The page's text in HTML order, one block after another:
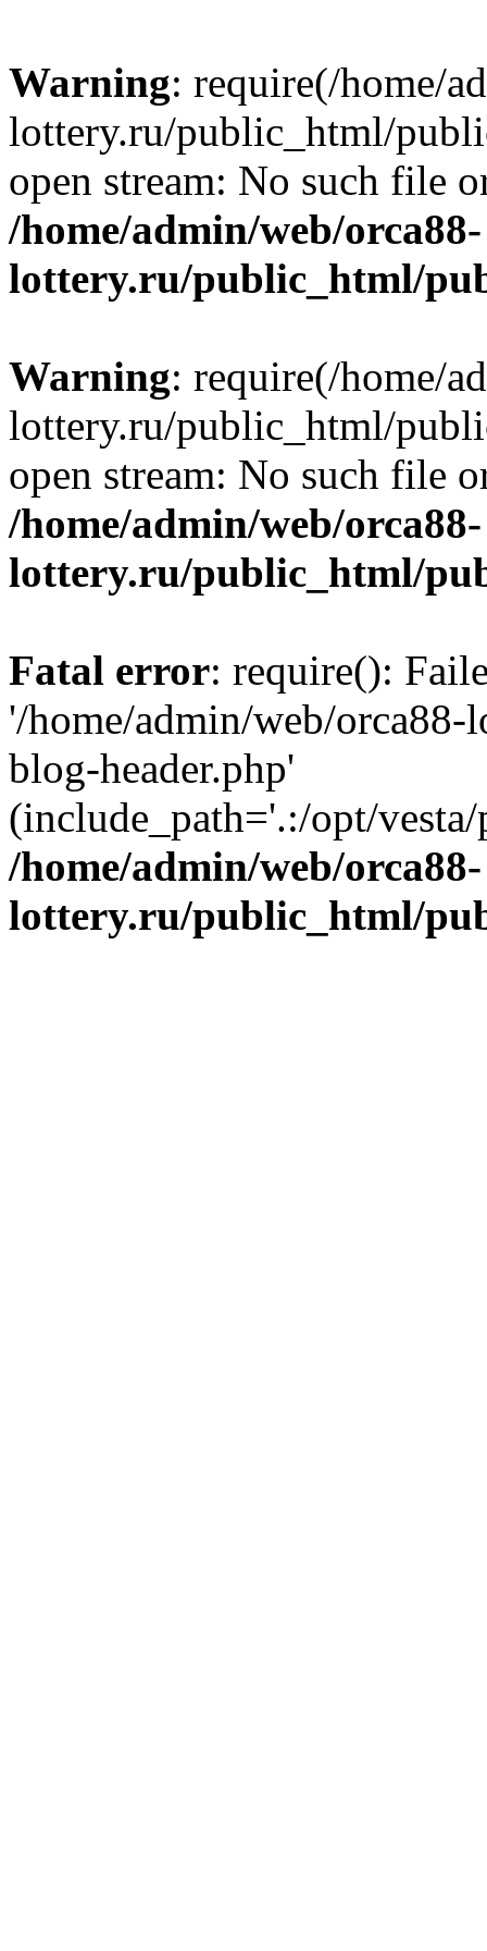
Warning: require(/home/
lottery.ru/public_html/
open stream: No such file
/home/admin/web/orca88-
lottery.ru/public_html/
Warning: require(/home/
lottery.ru/public_html/
open stream: No such file
/home/admin/web/orca88-
lottery.ru/public_html/
Fatal error: require():
'/home/admin/web/
blog-header.php'
(include_path='.:/opt/
/home/admin/web/orca88-
lottery.ru/public_html/